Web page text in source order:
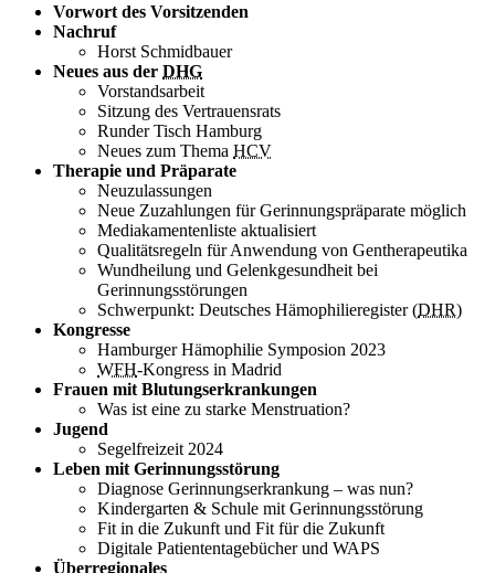
Vorwort des Vorsitzenden
Nachruf
Horst Schmidbauer
Neues aus der DHG
Vorstandsarbeit
Sitzung des Vertrauensrats
Runder Tisch Hamburg
Neues zum Thema HCV
Therapie und Präparate
Neuzulassungen
Neue Zuzahlungen für Gerinnungspräparate möglich
Mediakamentenliste aktualisiert
Qualitätsregeln für Anwendung von Gentherapeutika
Wundheilung und Gelenkgesundheit bei
Gerinnungsstörungen
Schwerpunkt: Deutsches Hämophilieregister (DHR)
Kongresse
Hamburger Hämophilie Symposion 2023
WFH-Kongress in Madrid
Frauen mit Blutungserkrankungen
Was ist eine zu starke Menstruation?
Jugend
Segelfreizeit 2024
Leben mit Gerinnungsstörung
Diagnose Gerinnungserkrankung – was nun?
Kindergarten & Schule mit Gerinnungsstörung
Fit in die Zukunft und Fit für die Zukunft
Digitale Patiententagebücher und WAPS
Überregionales